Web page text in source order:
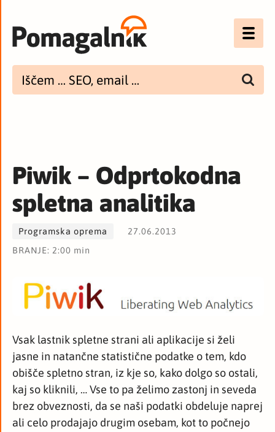
UX
Spletna dostopnost
Piwik – Odprtokodna
spletna analitika
Programska oprema
27.06.2013
BRANJE: 2:00 min
Vsak lastnik spletne strani ali aplikacije si želi
jasne in natančne statistične podatke o tem, kdo
obišče spletno stran, iz kje so, kako dolgo so ostali,
kaj so kliknili, … Vse to pa želimo zastonj in seveda
brez obveznosti, da se naši podatki obdeluje naprej
ali celo prodajajo drugim osebam, kot to počnejo